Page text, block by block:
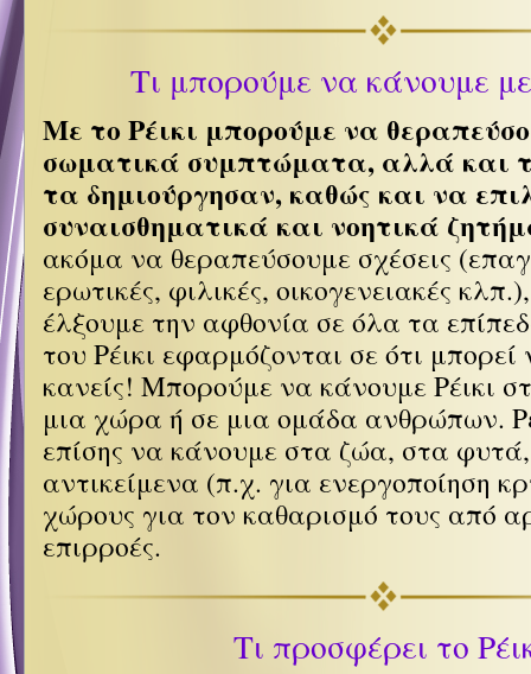
Τι μπορούμε να κάνουμε με
Με το Ρέικι μπορούμε να
σωματικά συμπτώματα, αλλά και
τα δημιούργησαν, καθώς και να
συναισθηματικά και νοητικά
ακόμα να θεραπεύσουμε σχέσεις
ερωτικές, φιλικές, οικογενειακές
έλξουμε την αφθονία σε όλα τα
του Ρέικι εφαρμόζονται σε ότι
κανείς! Μπορούμε να κάνουμε Ρέικι
μια χώρα ή σε μια ομάδα ανθρώπων.
επίσης να κάνουμε στα ζώα, στα
αντικείμενα (π.χ. για ενεργοποίηση
χώρους για τον καθαρισμό τους από
επιρροές.
Τι προσφέρει το